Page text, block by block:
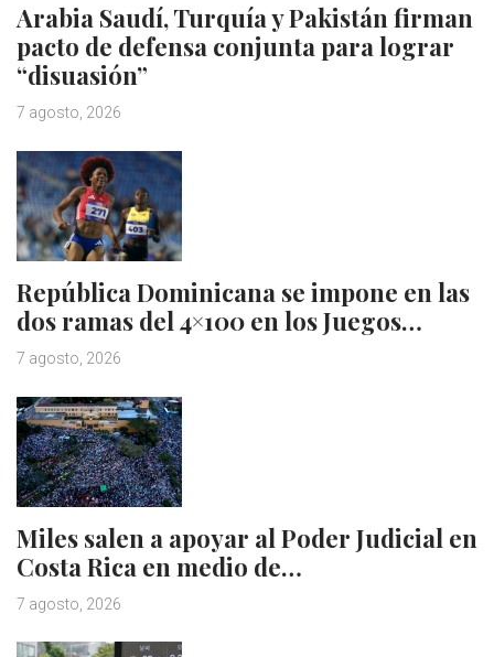
Arabia Saudí, Turquía y Pakistán firman
pacto de defensa conjunta para lograr
“disuasión”
7 agosto, 2026
República Dominicana se impone en las
dos ramas del 4×100 en los Juegos…
7 agosto, 2026
Miles salen a apoyar al Poder Judicial en
Costa Rica en medio de…
7 agosto, 2026